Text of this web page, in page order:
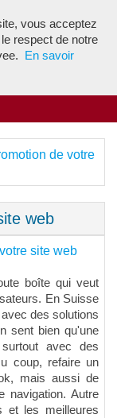
de votre
web
site web
boîte qui veut
En Suisse
des solutions
sent bien qu'une
avec des
coup, refaire un
mais aussi de
navigation. Autre
et les meilleures
vous acceptez
respect de notre
En savoir